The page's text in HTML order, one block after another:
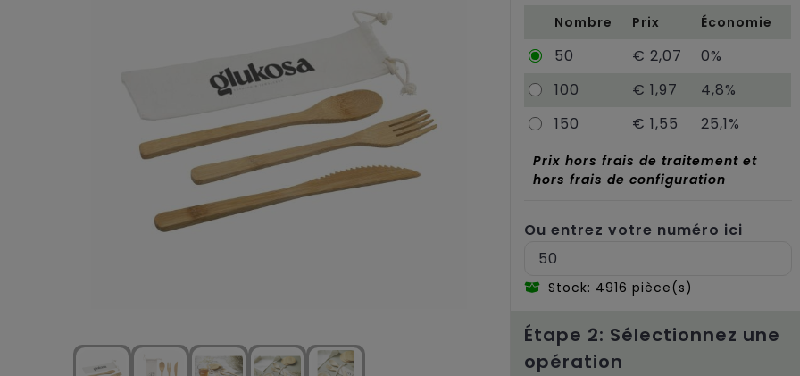
Nombre Prix Économie
50 € 2,07
0%
100
€ 1,97
4,8%
150
€ 1,55 25,1%
Ou entrez votre numéro ici
Stock: 4916 pièce(s)
Prix hors frais de traitement et
hors frais de configuration
Étape 2: Sélectionnez une
opération